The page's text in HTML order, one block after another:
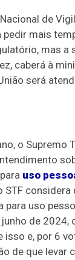
de
mais
mas a
caberá à
será
o Supremo
uso
STF
para uso
de 2024,
isso e, por 6
de que levar